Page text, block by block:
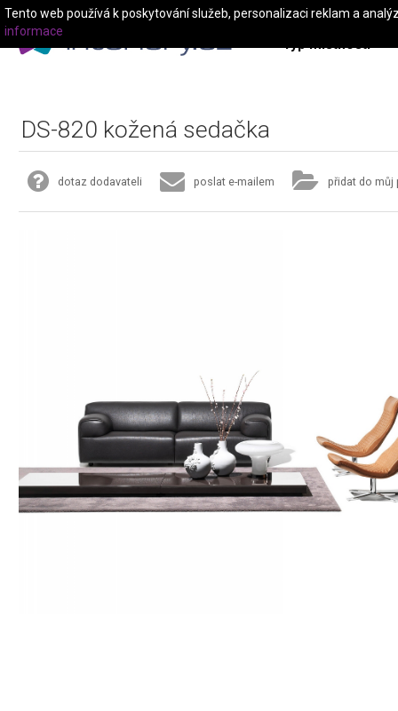
Typ místnosti
DS-820 kožená sedačka
dotaz dodavateli poslat e-mailem přidat do můj
Tento web používá k poskytování služeb, personalizaci reklam a
informace